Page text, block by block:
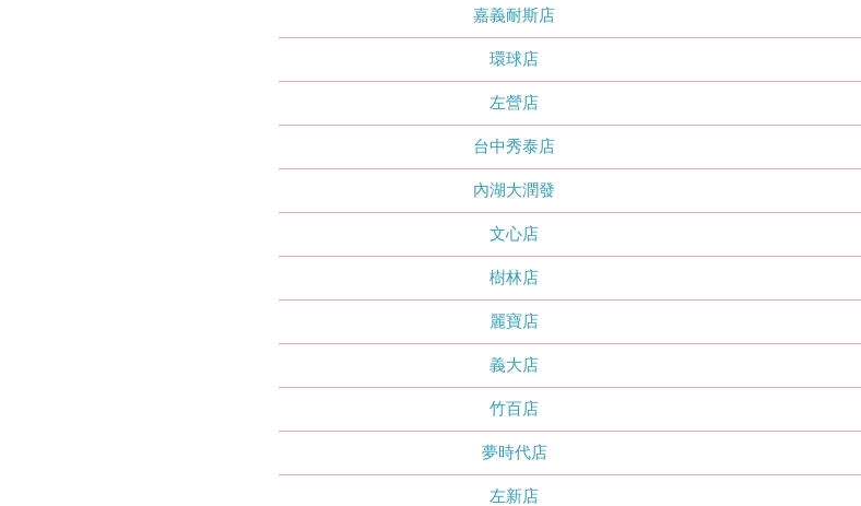
嘉義耐斯店
環球店
左營店
台中秀泰店
內湖大潤發
文心店
樹林店
麗寶店
義大店
竹百店
夢時代店
左新店